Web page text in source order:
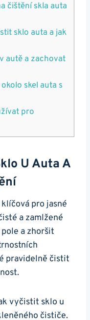
čištění skla auta
sklo auta a jak
autě ⁣a zachovat
skel auta s
pro
U Auta A
pro‍ jasné
a zamlžené
a‌ zhoršit​
‍pravidelně čistit
⁢vyčistit sklo u
čističe.